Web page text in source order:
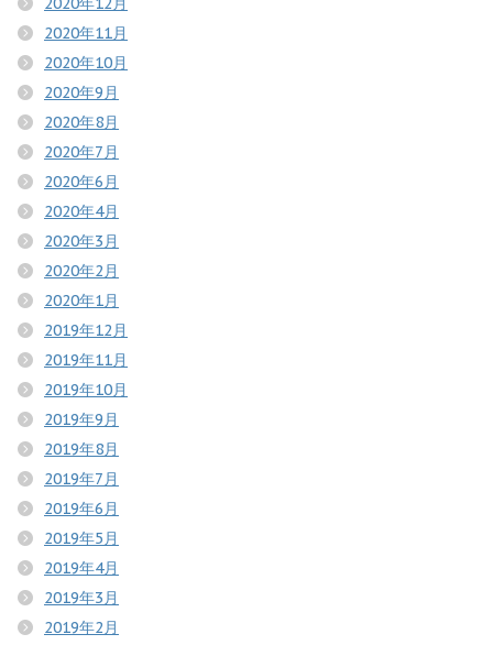
2020年11月
2020年10月
2020年9月
2020年8月
2020年7月
2020年6月
2020年4月
2020年3月
2020年2月
2020年1月
2019年12月
2019年11月
2019年10月
2019年9月
2019年8月
2019年7月
2019年6月
2019年5月
2019年4月
2019年3月
2019年2月